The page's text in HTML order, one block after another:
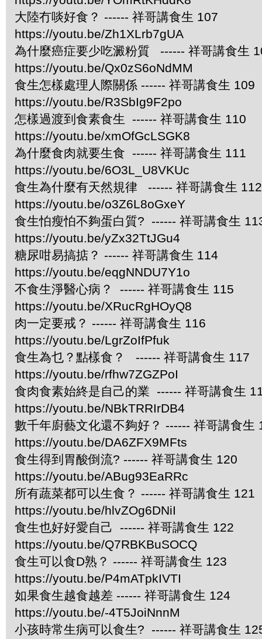
大陸冇啖好食？ ------ 祥哥講食生 107
https://youtu.be/Zh1XLrb7gUA
為什麼癌症要少吃澱粉質 ------ 祥哥講食生
https://youtu.be/Qx0zS6oNdMM
食生怎樣處理人際關係 ------ 祥哥講食生 109
https://youtu.be/R3SbIg9F2po
怎樣過渡到食素食生 ------ 祥哥講食生 110
https://youtu.be/xmOfGcLSGK8
為什麼食肉就要生食 ------ 祥哥講食生 111
https://youtu.be/6O3L_U8VKUc
食生為什麼有天然規律 ------ 祥哥講食生 112
https://youtu.be/o3Z6L8oGxeY
食生怕瘦怕不夠蛋白質? ------ 祥哥講食生
https://youtu.be/yZx32TtJGu4
糖尿咁易搞掂？ ------ 祥哥講食生 114
https://youtu.be/eqgNNDU7Y1o
不食生淨醫心病？ ------ 祥哥講食生 115
https://youtu.be/XRucRgHOyQ8
肉一定要戒？ ------ 祥哥講食生 116
https://youtu.be/LgrZoIfPfuk
食生為乜？點樣食？ ------ 祥哥講食生 117
https://youtu.be/rfhw7ZGZPoI
食肉食素始終是自己的業 ------ 祥哥講食生
https://youtu.be/NBkTRRIrDB4
數千年廚藝文化還不夠好？ ------ 祥哥講食生
https://youtu.be/DA6ZFX9MFts
食生得到胃酸倒流? ------ 祥哥講食生 120
https://youtu.be/ABug93EaRRc
所有蔬菜都可以生食？ ------ 祥哥講食生 121
https://youtu.be/hlvZOg6DNiI
食生也好好愛自己 ------ 祥哥講食生 122
https://youtu.be/Q7RBKBuSOCQ
食生可以食D熟？ ------ 祥哥講食生 123
https://youtu.be/P4mATpkIVTI
如果食生越食越差 ------ 祥哥講食生 124
https://youtu.be/-4T5JoiNnnM
小孩時常生病可以食生? ------ 祥哥講食生